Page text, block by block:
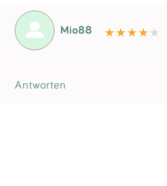
Mio88
Antworten